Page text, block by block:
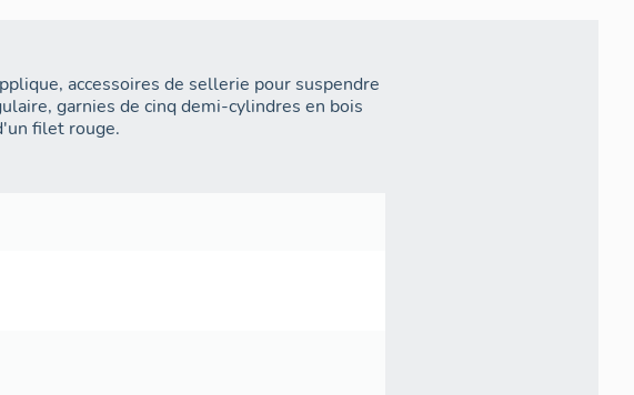
accessoires de sellerie pour suspendre
garnies de cinq demi-cylindres en bois
filet rouge.